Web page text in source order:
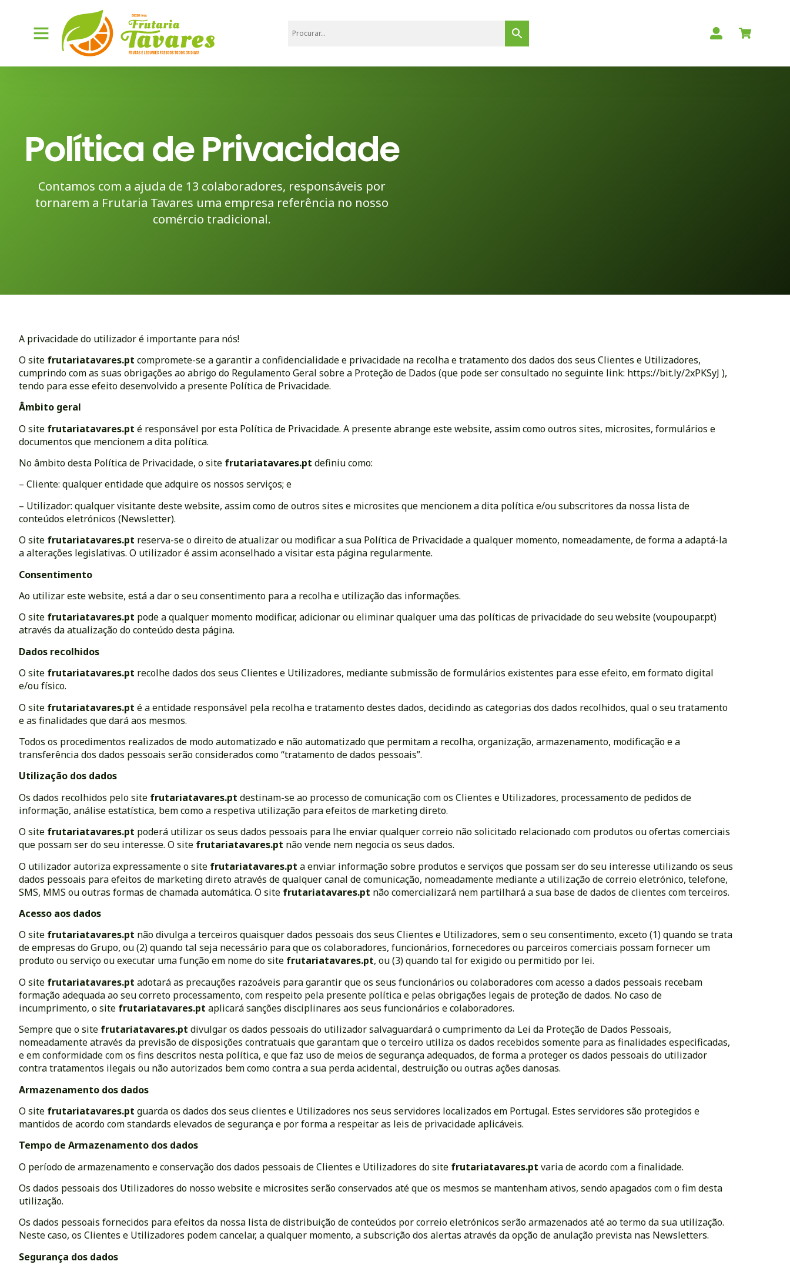
Política de Privacidade
Contamos com a ajuda de 13 colaboradores, responsáveis por
tornarem a Frutaria Tavares uma empresa referência no nosso
comércio tradicional.
A privacidade do utilizador é importante para nós!
O site frutariatavares.pt compromete-se a garantir a confidencialidade e privacidade na recolha e tratamento dos dados dos seus Clientes e Utilizadores,
cumprindo com as suas obrigações ao abrigo do Regulamento Geral sobre a Proteção de Dados (que pode ser consultado no seguinte link: https://bit.ly/2xPKSyJ ),
tendo para esse efeito desenvolvido a presente Política de Privacidade.
Âmbito geral
O site frutariatavares.pt é responsável por esta Política de Privacidade. A presente abrange este website, assim como outros sites, microsites, formulários e
documentos que mencionem a dita política.
No âmbito desta Política de Privacidade, o site frutariatavares.pt definiu como:
– Cliente: qualquer entidade que adquire os nossos serviços; e
– Utilizador: qualquer visitante deste website, assim como de outros sites e microsites que mencionem a dita política e/ou subscritores da nossa lista de
conteúdos eletrónicos (Newsletter).
O site frutariatavares.pt reserva-se o direito de atualizar ou modificar a sua Política de Privacidade a qualquer momento, nomeadamente, de forma a adaptá-la
a alterações legislativas. O utilizador é assim aconselhado a visitar esta página regularmente.
Consentimento
Ao utilizar este website, está a dar o seu consentimento para a recolha e utilização das informações.
O site frutariatavares.pt pode a qualquer momento modificar, adicionar ou eliminar qualquer uma das políticas de privacidade do seu website (voupoupar.pt)
através da atualização do conteúdo desta página.
Dados recolhidos
O site frutariatavares.pt recolhe dados dos seus Clientes e Utilizadores, mediante submissão de formulários existentes para esse efeito, em formato digital
e/ou físico.
O site frutariatavares.pt é a entidade responsável pela recolha e tratamento destes dados, decidindo as categorias dos dados recolhidos, qual o seu tratamento
e as finalidades que dará aos mesmos.
Todos os procedimentos realizados de modo automatizado e não automatizado que permitam a recolha, organização, armazenamento, modificação e a
transferência dos dados pessoais serão considerados como “tratamento de dados pessoais”.
Utilização dos dados
Os dados recolhidos pelo site frutariatavares.pt destinam-se ao processo de comunicação com os Clientes e Utilizadores, processamento de pedidos de
informação, análise estatística, bem como a respetiva utilização para efeitos de marketing direto.
O site frutariatavares.pt poderá utilizar os seus dados pessoais para lhe enviar qualquer correio não solicitado relacionado com produtos ou ofertas comerciais
que possam ser do seu interesse. O site frutariatavares.pt não vende nem negocia os seus dados.
O utilizador autoriza expressamente o site frutariatavares.pt a enviar informação sobre produtos e serviços que possam ser do seu interesse utilizando os seus
dados pessoais para efeitos de marketing direto através de qualquer canal de comunicação, nomeadamente mediante a utilização de correio eletrónico, telefone,
SMS, MMS ou outras formas de chamada automática. O site frutariatavares.pt não comercializará nem partilhará a sua base de dados de clientes com terceiros.
Acesso aos dados
O site frutariatavares.pt não divulga a terceiros quaisquer dados pessoais dos seus Clientes e Utilizadores, sem o seu consentimento, exceto (1) quando se trata
de empresas do Grupo, ou (2) quando tal seja necessário para que os colaboradores, funcionários, fornecedores ou parceiros comerciais possam fornecer um
produto ou serviço ou executar uma função em nome do site frutariatavares.pt, ou (3) quando tal for exigido ou permitido por lei.
O site frutariatavares.pt adotará as precauções razoáveis para garantir que os seus funcionários ou colaboradores com acesso a dados pessoais recebam
formação adequada ao seu correto processamento, com respeito pela presente política e pelas obrigações legais de proteção de dados. No caso de
incumprimento, o site frutariatavares.pt aplicará sanções disciplinares aos seus funcionários e colaboradores.
Sempre que o site frutariatavares.pt divulgar os dados pessoais do utilizador salvaguardará o cumprimento da Lei da Proteção de Dados Pessoais,
nomeadamente através da previsão de disposições contratuais que garantam que o terceiro utiliza os dados recebidos somente para as finalidades especificadas,
e em conformidade com os fins descritos nesta política, e que faz uso de meios de segurança adequados, de forma a proteger os dados pessoais do utilizador
contra tratamentos ilegais ou não autorizados bem como contra a sua perda acidental, destruição ou outras ações danosas.
Armazenamento dos dados
O site frutariatavares.pt guarda os dados dos seus clientes e Utilizadores nos seus servidores localizados em Portugal. Estes servidores são protegidos e
mantidos de acordo com standards elevados de segurança e por forma a respeitar as leis de privacidade aplicáveis.
Tempo de Armazenamento dos dados
O período de armazenamento e conservação dos dados pessoais de Clientes e Utilizadores do site frutariatavares.pt varia de acordo com a finalidade.
Os dados pessoais dos Utilizadores do nosso website e microsites serão conservados até que os mesmos se mantenham ativos, sendo apagados com o fim desta
utilização.
Os dados pessoais fornecidos para efeitos da nossa lista de distribuição de conteúdos por correio eletrónicos serão armazenados até ao termo da sua utilização.
Neste caso, os Clientes e Utilizadores podem cancelar, a qualquer momento, a subscrição dos alertas através da opção de anulação prevista nas Newsletters.
Segurança dos dados